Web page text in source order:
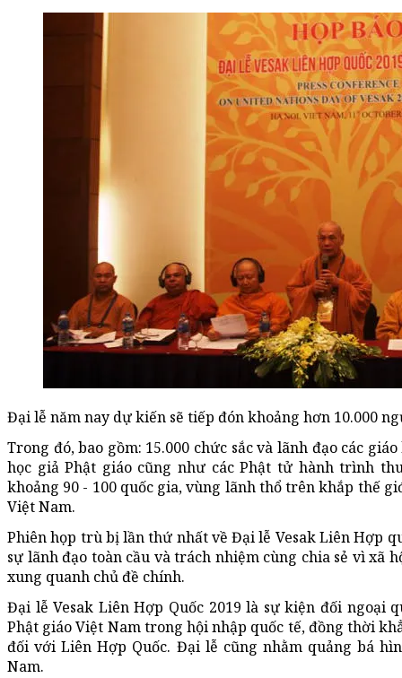
Đại lễ năm nay dự kiến sẽ tiếp đón khoảng hơn 10.000
Trong đó, bao gồm: 15.000 chức sắc và lãnh đạo các
học giả Phật giáo cũng như các Phật tử hành trình
khoảng 90 - 100 quốc gia, vùng lãnh thổ trên khắp thế
Việt Nam.
Phiên họp trù bị lần thứ nhất về Đại lễ Vesak Liên Hợp
sự lãnh đạo toàn cầu và trách nhiệm cùng chia sẻ vì xã
xung quanh chủ đề chính.
Đại lễ Vesak Liên Hợp Quốc 2019 là sự kiện đối ngoại
Phật giáo Việt Nam trong hội nhập quốc tế, đồng thời
đối với Liên Hợp Quốc. Đại lễ cũng nhằm quảng bá
Nam.